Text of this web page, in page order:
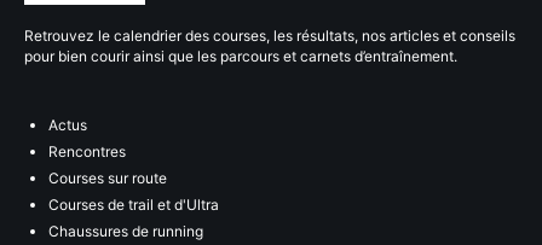
Retrouvez le calendrier des courses, les résultats, nos articles et conseils
pour bien courir ainsi que les parcours et carnets d’entraînement.
Actus
Rencontres
Courses sur route
Courses de trail et d'Ultra
Chaussures de running